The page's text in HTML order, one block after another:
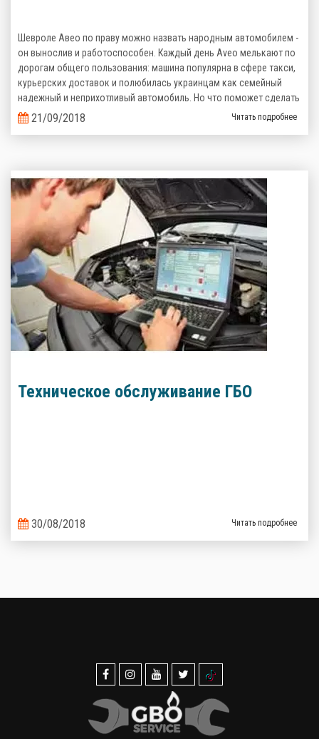
Шевроле Авео по праву можно назвать народным автомобилем -
он вынослив и работоспособен. Каждый день Aveo мелькают по
дорогам общего пользования: машина популярна в сфере такси,
курьерских доставок и полюбилась украинцам как семейный
надежный и неприхотливый автомобиль. Но что поможет сделать
его эксплуатацию еще более выгодной? Верно, комплект
газобаллонного оборудования, которое сэкономит кучу денег на
21/09/2018 Читать подробнее
Техническое обслуживание ГБО
30/08/2018 Читать подробнее